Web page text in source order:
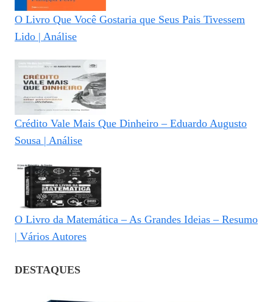
O Livro Que Você Gostaria que Seus Pais Tivessem
Lido | Análise
Crédito Vale Mais Que Dinheiro – Eduardo Augusto
Sousa | Análise
O Livro da Matemática – As Grandes Ideias – Resumo
| Vários Autores
DESTAQUES